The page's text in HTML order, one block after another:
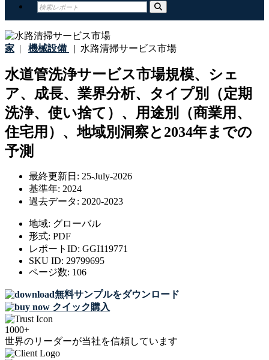
家 | 機械設備 | 水路清掃サービス市場
水道管洗浄サービス市場規模、シェ
ア、成長、業界分析、タイプ別（定期
洗浄、使い捨て）、用途別（商業用、
住宅用）、地域別洞察と2034年までの
予測
最終更新日: 25-July-2026
基準年: 2024
過去データ: 2020-2023
地域: グローバル
形式: PDF
レポートID: GGI119771
SKU ID: 29799695
ページ数: 106
無料サンプルをダウンロード
クイック購入
1000+
世界のリーダーが当社を信頼しています